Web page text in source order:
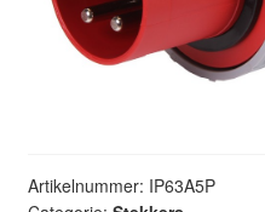
Artikelnummer: IP63A5P